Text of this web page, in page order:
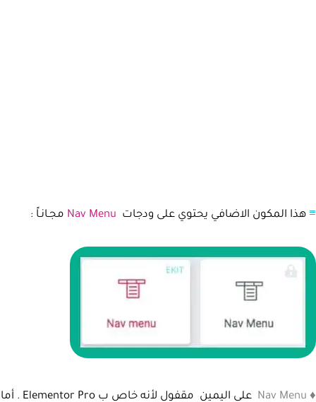
≡ هذا المكون الاضافي يحتوي على ودجات مجـانـاً :
♦ Nav Menu
على اليمين مقفول لأنه خاص ب Elementor Pro . أما